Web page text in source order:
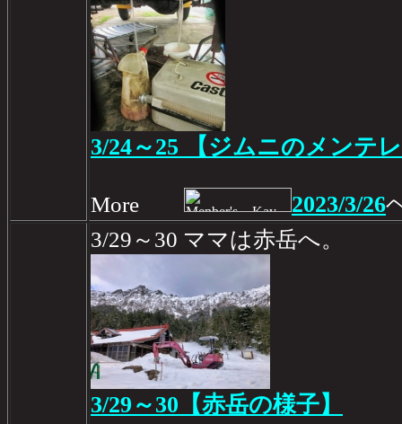
3/24～25 【ジムニのメンテ
More 2023/3/26
3/29～30 ママは赤岳へ。
3/29～30【赤岳の様子】